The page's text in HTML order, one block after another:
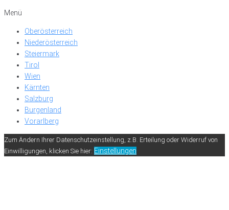
Menü
Oberösterreich
Niederösterreich
Steiermark
Tirol
Wien
Kärnten
Salzburg
Burgenland
Vorarlberg
Zum Ändern Ihrer Datenschutzeinstellung, z.B. Erteilung oder Widerruf von
Einwilligungen, klicken Sie hier: Einstellungen